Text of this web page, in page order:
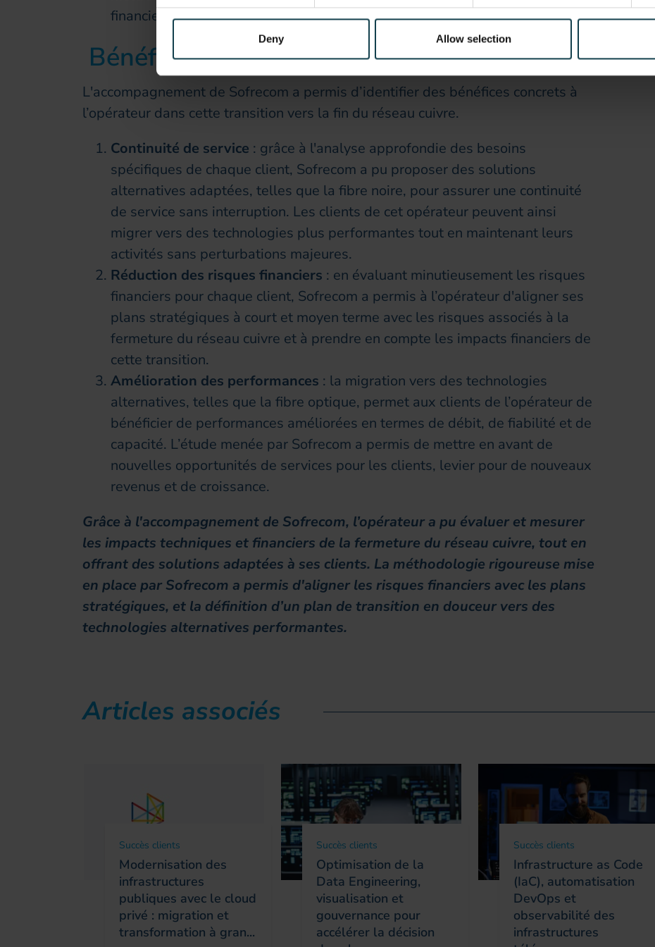
Deny Allow selection
financiers tout en offrant des solutions performantes à ses clients.
Bénéfices apportés au client
L'accompagnement de Sofrecom a permis d’identifier des bénéfices concrets à
l’opérateur dans cette transition vers la fin du réseau cuivre.
Continuité de service : grâce à l'analyse approfondie des besoins
spécifiques de chaque client, Sofrecom a pu proposer des solutions
alternatives adaptées, telles que la fibre noire, pour assurer une continuité
de service sans interruption. Les clients de cet opérateur peuvent ainsi
migrer vers des technologies plus performantes tout en maintenant leurs
activités sans perturbations majeures.
Réduction des risques financiers : en évaluant minutieusement les risques
financiers pour chaque client, Sofrecom a permis à l’opérateur d'aligner ses
plans stratégiques à court et moyen terme avec les risques associés à la
fermeture du réseau cuivre et à prendre en compte les impacts financiers de
cette transition.
Amélioration des performances : la migration vers des technologies
alternatives, telles que la fibre optique, permet aux clients de l’opérateur de
bénéficier de performances améliorées en termes de débit, de fiabilité et de
capacité. L’étude menée par Sofrecom a permis de mettre en avant de
nouvelles opportunités de services pour les clients, levier pour de nouveaux
revenus et de croissance.
Grâce à l'accompagnement de Sofrecom, l’opérateur a pu évaluer et mesurer
les impacts techniques et financiers de la fermeture du réseau cuivre, tout en
offrant des solutions adaptées à ses clients. La méthodologie rigoureuse mise
en place par Sofrecom a permis d'aligner les risques financiers avec les plans
stratégiques, et la définition d’un plan de transition en douceur vers des
technologies alternatives performantes.
Articles associés
Succès clients
Modernisation des
infrastructures
publiques avec le cloud
privé : migration et
transformation à gran...
Succès clients
Optimisation de la
Data Engineering,
visualisation et
gouvernance pour
accélérer la décision
Succès clients
Infrastructure as Code
(IaC), automatisation
DevOps et
observabilité des
infrastructures